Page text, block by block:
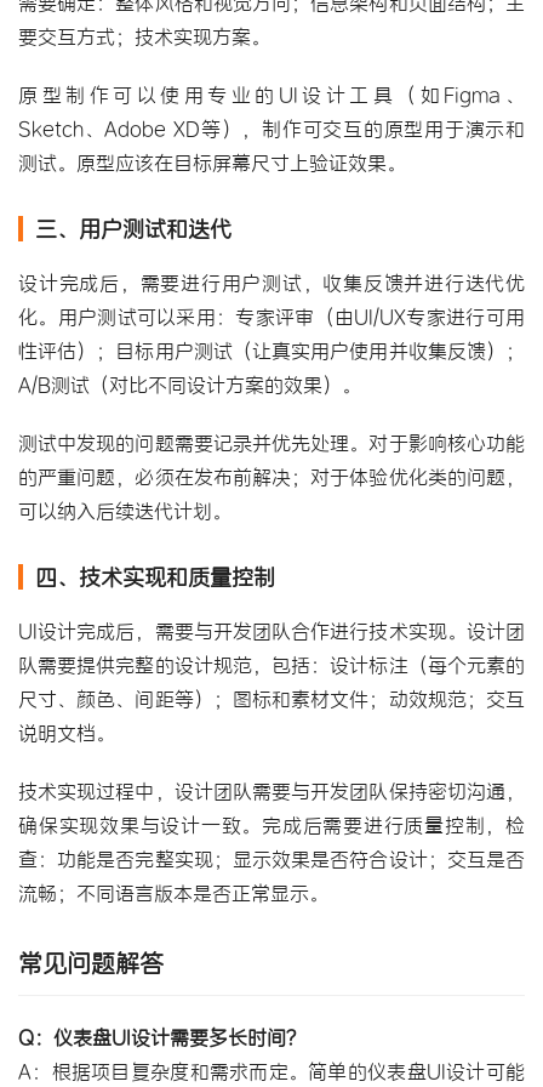
要交互方式；技术实现方案。
原型制作可以使用专业的UI设计工具（如Figma、
Sketch、Adobe XD等），制作可交互的原型用于演示和
测试。原型应该在目标屏幕尺寸上验证效果。
三、用户测试和迭代
设计完成后，需要进行用户测试，收集反馈并进行迭代优
化。用户测试可以采用：专家评审（由UI/UX专家进行可用
性评估）；目标用户测试（让真实用户使用并收集反馈）；
A/B测试（对比不同设计方案的效果）。
测试中发现的问题需要记录并优先处理。对于影响核心功能
的严重问题，必须在发布前解决；对于体验优化类的问题，
可以纳入后续迭代计划。
四、技术实现和质量控制
UI设计完成后，需要与开发团队合作进行技术实现。设计团
队需要提供完整的设计规范，包括：设计标注（每个元素的
尺寸、颜色、间距等）；图标和素材文件；动效规范；交互
说明文档。
技术实现过程中，设计团队需要与开发团队保持密切沟通，
确保实现效果与设计一致。完成后需要进行质量控制，检
查：功能是否完整实现；显示效果是否符合设计；交互是否
流畅；不同语言版本是否正常显示。
常见问题解答
Q：仪表盘UI设计需要多长时间？
A：根据项目复杂度和需求而定。简单的仪表盘UI设计可能